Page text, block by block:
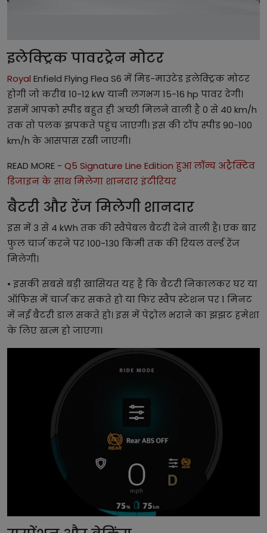
इलेक्ट्रिक पावरट्रेन मोटर
Royal Enfield Flying Flea S6 में मिड-माउंटेड इलेक्ट्रिक मोटर
होगी जो करीब 10-12 kW यानी लगभग 15-16 hp पावर देगी।
इसमें आपको स्पीड बहुत ही अच्छी मिलने वाली है 0 से 40 km/h
तक तो पलक झपकते पहुंच जाएगी। इस की टॉप स्पीड 90-100
km/h के आसपास रखी जाएगी।
READ MORE - Q5 Signature Line Edition हुआ लॉन्च अट्रैक्टिव
डिजाइन के साथ मिलेगा शानदार इंटीरियर
बैटरी और रेंज मिलेगी शानदार
इस में 3 से 4 kWh तक की स्वैपेबल बैटरी देने वाली है। एक बार
फुल चार्ज करने पर 100-130 किमी तक की रियल वर्ल्ड रेंज
मिलेगी।
• इसकी सबसे बड़ी खासियत यह है कि बैटरी निकालकर घर या
ऑफिस में चार्ज कर सकते हो या फिर स्वैप स्टेशन पर 1 मिनट
में नई बैटरी डाल सकते हो। इस में पेट्रोल भराने का झंझट हमेशा
के लिए खत्म हो जाएगा।